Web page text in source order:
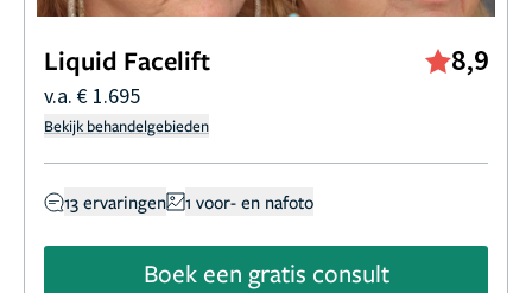
Liquid Facelift 8,9
v.a. € 1.695
Bekijk behandelgebieden
13 ervaringen 1 voor- en nafoto
Boek een gratis consult